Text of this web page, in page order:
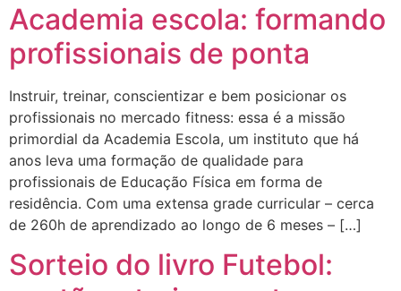
Academia escola: formando
profissionais de ponta
Instruir, treinar, conscientizar e bem posicionar os
profissionais no mercado fitness: essa é a missão
primordial da Academia Escola, um instituto que há
anos leva uma formação de qualidade para
profissionais de Educação Física em forma de
residência. Com uma extensa grade curricular – cerca
de 260h de aprendizado ao longo de 6 meses – […]
Sorteio do livro Futebol: